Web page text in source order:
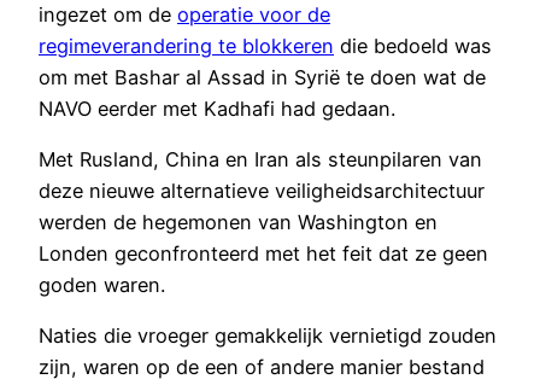
ingezet om de operatie voor de
regimeverandering te blokkeren die bedoeld was
om met Bashar al Assad in Syrië te doen wat de
NAVO eerder met Kadhafi had gedaan.
Met Rusland, China en Iran als steunpilaren van
deze nieuwe alternatieve veiligheidsarchitectuur
werden de hegemonen van Washington en
Londen geconfronteerd met het feit dat ze geen
goden waren.
Naties die vroeger gemakkelijk vernietigd zouden
zijn, waren op de een of andere manier bestand